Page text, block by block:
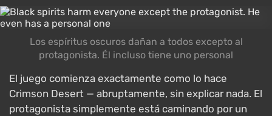
Los espíritus oscuros dañan a todos excepto al
protagonista. Él incluso tiene uno personal
El juego comienza exactamente como lo hace
Crimson Desert — abruptamente, sin explicar nada. El
protagonista simplemente está caminando por un